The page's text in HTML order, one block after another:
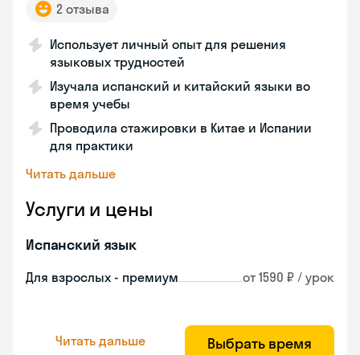
2 отзыва
Использует личный опыт для решения
языковых трудностей
Изучала испанский и китайский языки во
время учебы
Проводила стажировки в Китае и Испании
для практики
Читать дальше
Услуги и цены
Испанский язык
Для взрослых - премиум от 1590 ₽ / урок
Читать дальше Выбрать время